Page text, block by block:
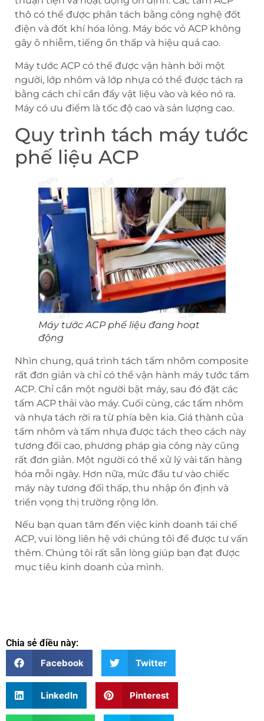
thô có thể được phân tách bằng công nghệ đốt
điện và đốt khí hóa lỏng. Máy bóc vỏ ACP không
gây ô nhiễm, tiếng ồn thấp và hiệu quả cao.
Máy tước ACP có thể được vận hành bởi một
người, lớp nhôm và lớp nhựa có thể được tách ra
bằng cách chỉ cần đẩy vật liệu vào và kéo nó ra.
Máy có ưu điểm là tốc độ cao và sản lượng cao.
Quy trình tách máy tước
phế liệu ACP
Máy tước ACP phế liệu đang hoạt
động
Nhìn chung, quá trình tách tấm nhôm composite
rất đơn giản và chỉ có thể vận hành máy tước tấm
ACP. Chỉ cần một người bật máy, sau đó đặt các
tấm ACP thải vào máy. Cuối cùng, các tấm nhôm
và nhựa tách rời ra từ phía bên kia. Giá thành của
tấm nhôm và tấm nhựa được tách theo cách này
tương đối cao, phương pháp gia công này cũng
rất đơn giản. Một người có thể xử lý vài tấn hàng
hóa mỗi ngày. Hơn nữa, mức đầu tư vào chiếc
máy này tương đối thấp, thu nhập ổn định và
triển vọng thị trường rộng lớn.
Nếu bạn quan tâm đến việc kinh doanh tái chế
ACP, vui lòng liên hệ với chúng tôi để được tư vấn
thêm. Chúng tôi rất sẵn lòng giúp bạn đạt được
mục tiêu kinh doanh của mình.
Chia sẻ điều này:
Facebook
Twitter
LinkedIn Pinterest